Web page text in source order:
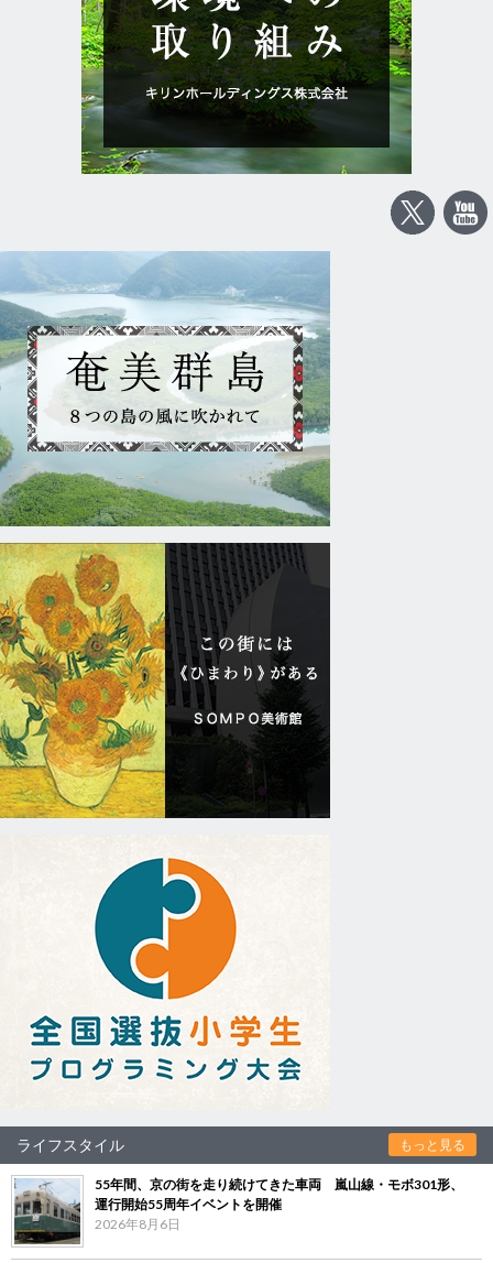
ライフスタイル もっと見る
55年間、京の街を走り続けてきた車両 嵐山線・モボ301形、
運行開始55周年イベントを開催
2026年8月6日